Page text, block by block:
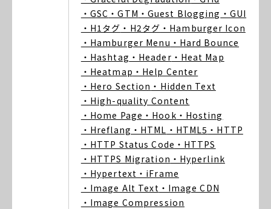
・GSC ・GTM ・Guest Blogging ・GUI
・H1タグ ・H2タグ ・Hamburger Icon
・Hamburger Menu ・Hard Bounce
・Hashtag ・Header ・Heat Map
・Heatmap ・Help Center
・Hero Section ・Hidden Text
・High-quality Content
・Home Page ・Hook ・Hosting
・Hreflang ・HTML ・HTML5 ・HTTP
・HTTP Status Code ・HTTPS
・HTTPS Migration ・Hyperlink
・Hypertext ・iFrame
・Image Alt Text ・Image CDN
・Image Compression